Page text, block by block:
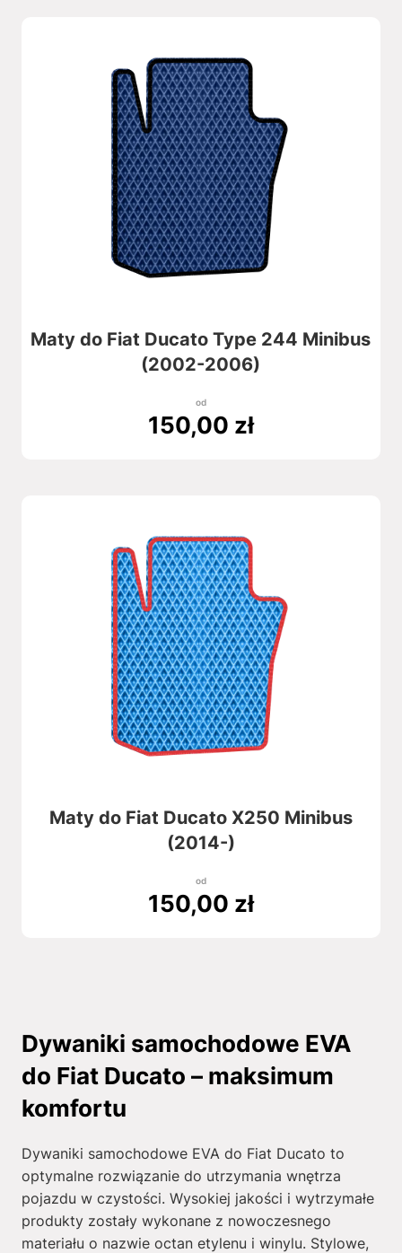
Maty do Fiat Ducato Type 244 Minibus
(2002-2006)
od
150,00 zł
Maty do Fiat Ducato X250 Minibus
(2014-)
od
150,00 zł
Dywaniki samochodowe EVA
do Fiat Ducato – maksimum
komfortu
Dywaniki samochodowe EVA do Fiat Ducato to
optymalne rozwiązanie do utrzymania wnętrza
pojazdu w czystości. Wysokiej jakości i wytrzymałe
produkty zostały wykonane z nowoczesnego
materiału o nazwie octan etylenu i winylu. Stylowe,